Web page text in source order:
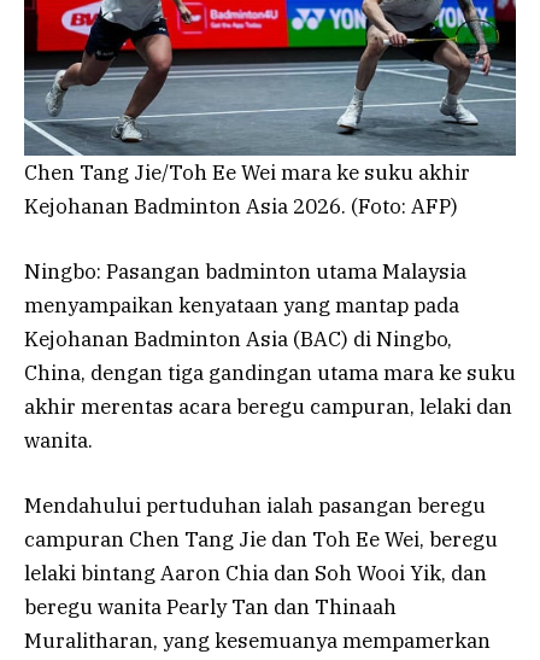
Chen Tang Jie/Toh Ee Wei mara ke suku akhir
Kejohanan Badminton Asia 2026. (Foto: AFP)
Ningbo: Pasangan badminton utama Malaysia
menyampaikan kenyataan yang mantap pada
Kejohanan Badminton Asia (BAC) di Ningbo,
China, dengan tiga gandingan utama mara ke suku
akhir merentas acara beregu campuran, lelaki dan
wanita.
Mendahului pertuduhan ialah pasangan beregu
campuran Chen Tang Jie dan Toh Ee Wei, beregu
lelaki bintang Aaron Chia dan Soh Wooi Yik, dan
beregu wanita Pearly Tan dan Thinaah
Muralitharan, yang kesemuanya mempamerkan